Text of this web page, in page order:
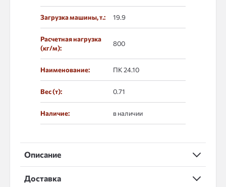
Загрузка машины, т.: 19.9
Расчетная нагрузка
(кг/м):
800
Наименование: ПК 24.10
Вес (т): 0.71
Наличие: в наличии
Описание
Доставка